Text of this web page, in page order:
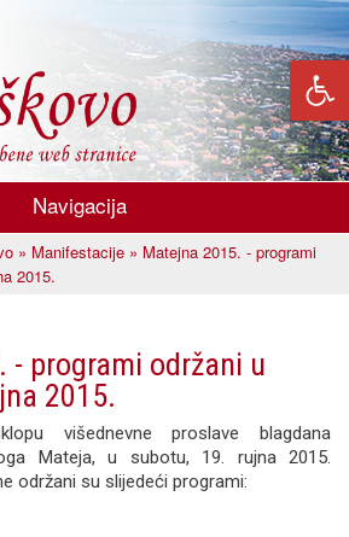
glavni
sadržaj
Navigacija
» Manifestacije » Matejna 2015. - programi
2015.
- programi održani u
2015.
višednevne proslave blagdana
Mateja, u subotu, 19. rujna 2015.
održani su slijedeći programi: